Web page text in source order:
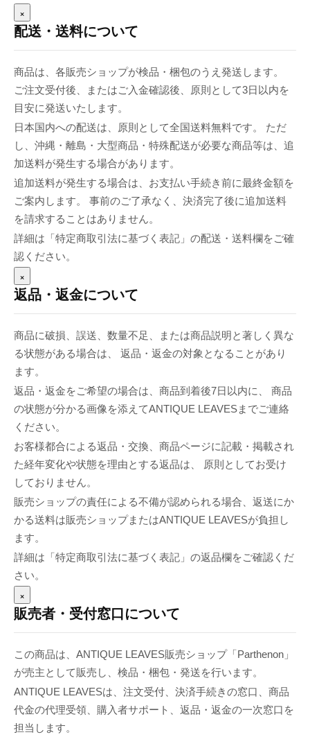
×
配送・送料について
商品は、各販売ショップが検品・梱包のうえ発送します。
ご注文受付後、またはご入金確認後、原則として3日以内を
目安に発送いたします。
日本国内への配送は、原則として全国送料無料です。 ただ
し、沖縄・離島・大型商品・特殊配送が必要な商品等は、追
加送料が発生する場合があります。
追加送料が発生する場合は、お支払い手続き前に最終金額を
ご案内します。 事前のご了承なく、決済完了後に追加送料
を請求することはありません。
詳細は「特定商取引法に基づく表記」の配送・送料欄をご確
認ください。
×
返品・返金について
商品に破損、誤送、数量不足、または商品説明と著しく異な
る状態がある場合は、 返品・返金の対象となることがあり
ます。
返品・返金をご希望の場合は、商品到着後7日以内に、 商品
の状態が分かる画像を添えてANTIQUE LEAVESまでご連絡
ください。
お客様都合による返品・交換、商品ページに記載・掲載され
た経年変化や状態を理由とする返品は、 原則としてお受け
しておりません。
販売ショップの責任による不備が認められる場合、返送にか
かる送料は販売ショップまたはANTIQUE LEAVESが負担し
ます。
詳細は「特定商取引法に基づく表記」の返品欄をご確認くだ
さい。
×
販売者・受付窓口について
この商品は、ANTIQUE LEAVES販売ショップ「Parthenon」
が売主として販売し、検品・梱包・発送を行います。
ANTIQUE LEAVESは、注文受付、決済手続きの窓口、商品
代金の代理受領、購入者サポート、返品・返金の一次窓口を
担当します。